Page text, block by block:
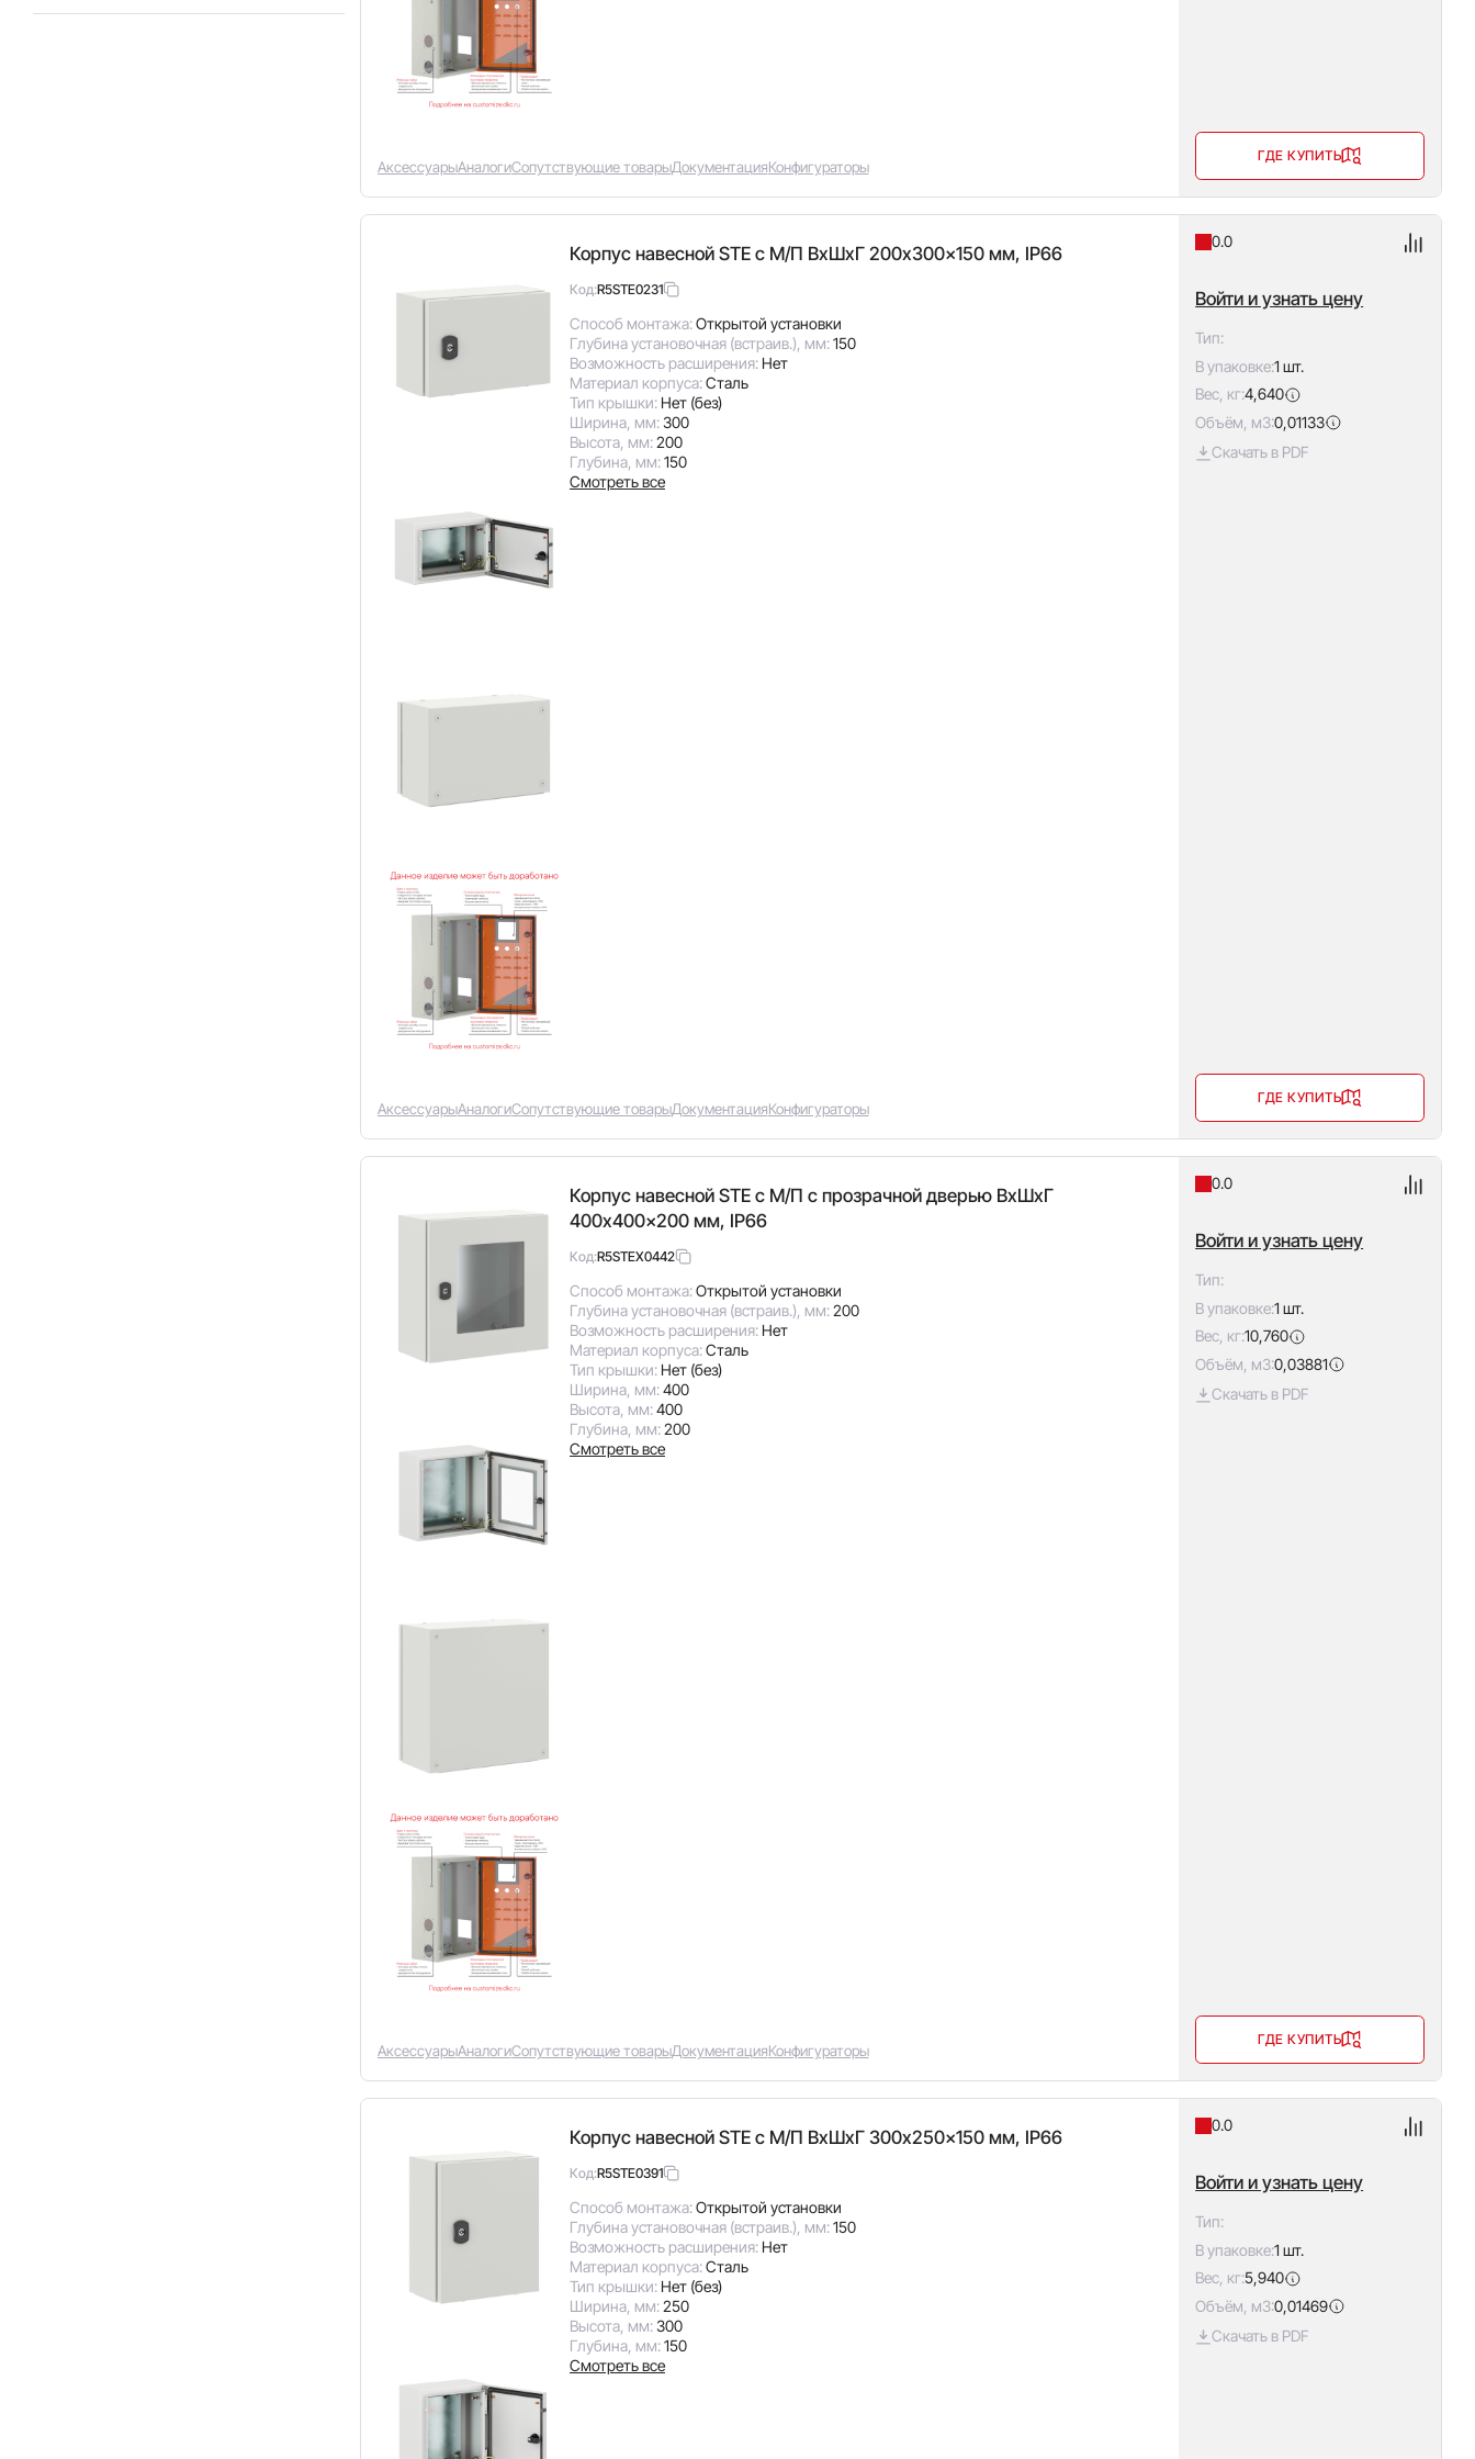
IP55(7)
АксессуарыАналогиСопутствующие товарыДокументацияКонфигураторы
ГДЕ КУПИТЬ
Корпус навесной STE с М/П ВxШxГ 200x300x150 мм, IP66
Код:R5STE0231
Способ монтажа:Открытой установки
Глубина установочная (встраив.), мм:150
Возможность расширения: Нет
Материал корпуса:Сталь
Тип крышки: Нет (без)
Ширина, мм:300
Высота, мм:200
Глубина, мм:150
Смотреть все
АксессуарыАналогиСопутствующие товарыДокументацияКонфигураторы
0.0
Войти и узнать цену
Тип:
В упаковке:1 шт.
Вес, кг:4,640
Объём, м3:0,01133
Скачать в PDF
ГДЕ КУПИТЬ
Корпус навесной STE с М/П с прозрачной дверью ВxШxГ
400x400x200 мм, IP66
Код:R5STEX0442
Способ монтажа:Открытой установки
Глубина установочная (встраив.), мм:200
Возможность расширения: Нет
Материал корпуса:Сталь
Тип крышки: Нет (без)
Ширина, мм:400
Высота, мм:400
Глубина, мм:200
Смотреть все
АксессуарыАналогиСопутствующие товарыДокументацияКонфигураторы
0.0
Войти и узнать цену
Тип:
В упаковке:1 шт.
Вес, кг:10,760
Объём, м3:0,03881
Скачать в PDF
ГДЕ КУПИТЬ
Корпус навесной STE с М/П ВxШxГ 300x250x150 мм, IP66
Код:R5STE0391
Способ монтажа:Открытой установки
Глубина установочная (встраив.), мм:150
Возможность расширения: Нет
Материал корпуса:Сталь
Тип крышки: Нет (без)
Ширина, мм:250
Высота, мм:300
Глубина, мм:150
Смотреть все
0.0
Войти и узнать цену
Тип:
В упаковке:1 шт.
Вес, кг:5,940
Объём, м3:0,01469
Скачать в PDF